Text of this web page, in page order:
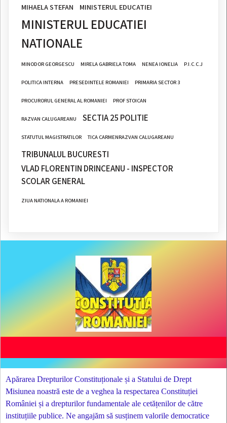
MIHAELA STEFAN MINISTERUL EDUCATIEI
MINISTERUL EDUCATIEI
NATIONALE
MINODOR GEORGESCU MIRELA GABRIELA TOMA NENEA IONELIA P.I.C.C.J
POLITICA INTERNA PRESEDINTELE ROMANIEI PRIMARIA SECTOR 3
PROCURORUL GENERAL AL ROMANIEI PROF STOICAN
RAZVAN CALUGAREANU SECTIA 25 POLITIE
STATUTUL MAGISTRATILOR TICA CARMENRAZVAN CALUGAREANU
TRIBUNALUL BUCURESTI
VLAD FLORENTIN DRINCEANU - INSPECTOR
SCOLAR GENERAL
ZIUA NATIONALA A ROMANIEI
Apărarea Drepturilor Constituționale și a Statului de Drept
Misiunea noastră este de a veghea la respectarea Constituției
României și a drepturilor fundamentale ale cetățenilor de către
instituțiile publice. Ne angajăm să susținem valorile democratice